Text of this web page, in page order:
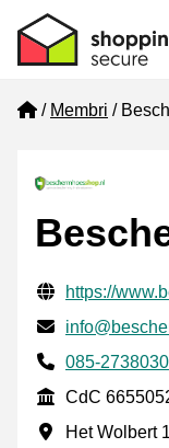
Home
Membri
Informazioni di
Website URL
https://
Mail
Phone number
085-2738030
CdC
CdC
Indirizzo
Het Wolbert